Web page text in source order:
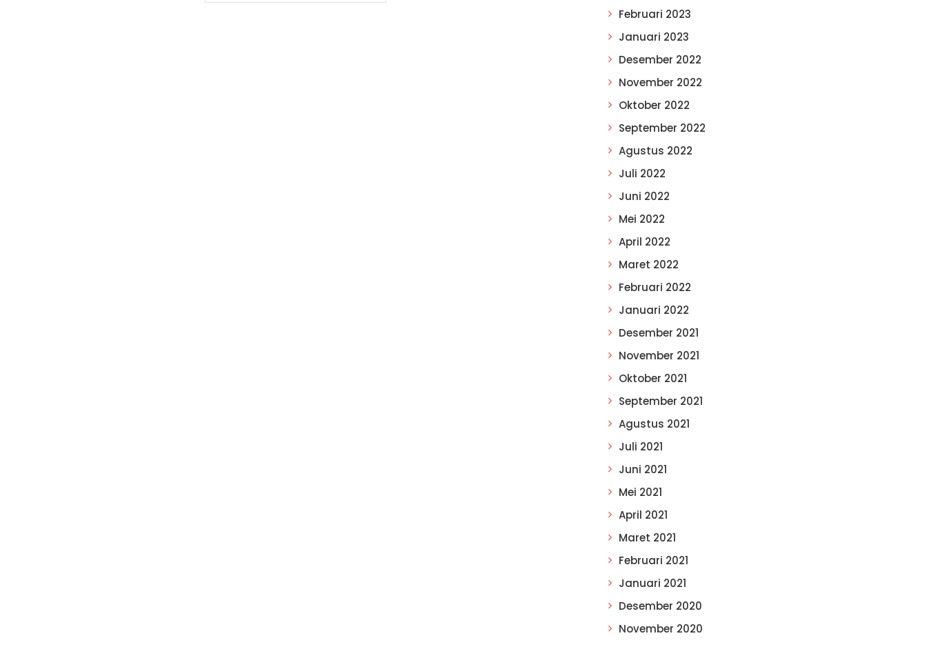
Februari 2023
Januari 2023
Desember 2022
November 2022
Oktober 2022
September 2022
Agustus 2022
Juli 2022
Juni 2022
Mei 2022
April 2022
Maret 2022
Februari 2022
Januari 2022
Desember 2021
November 2021
Oktober 2021
September 2021
Agustus 2021
Juli 2021
Juni 2021
Mei 2021
April 2021
Maret 2021
Februari 2021
Januari 2021
Desember 2020
November 2020